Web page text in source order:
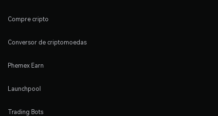
Compre cripto
Conversor de criptomoedas
Phemex Earn
Launchpool
Trading Bots